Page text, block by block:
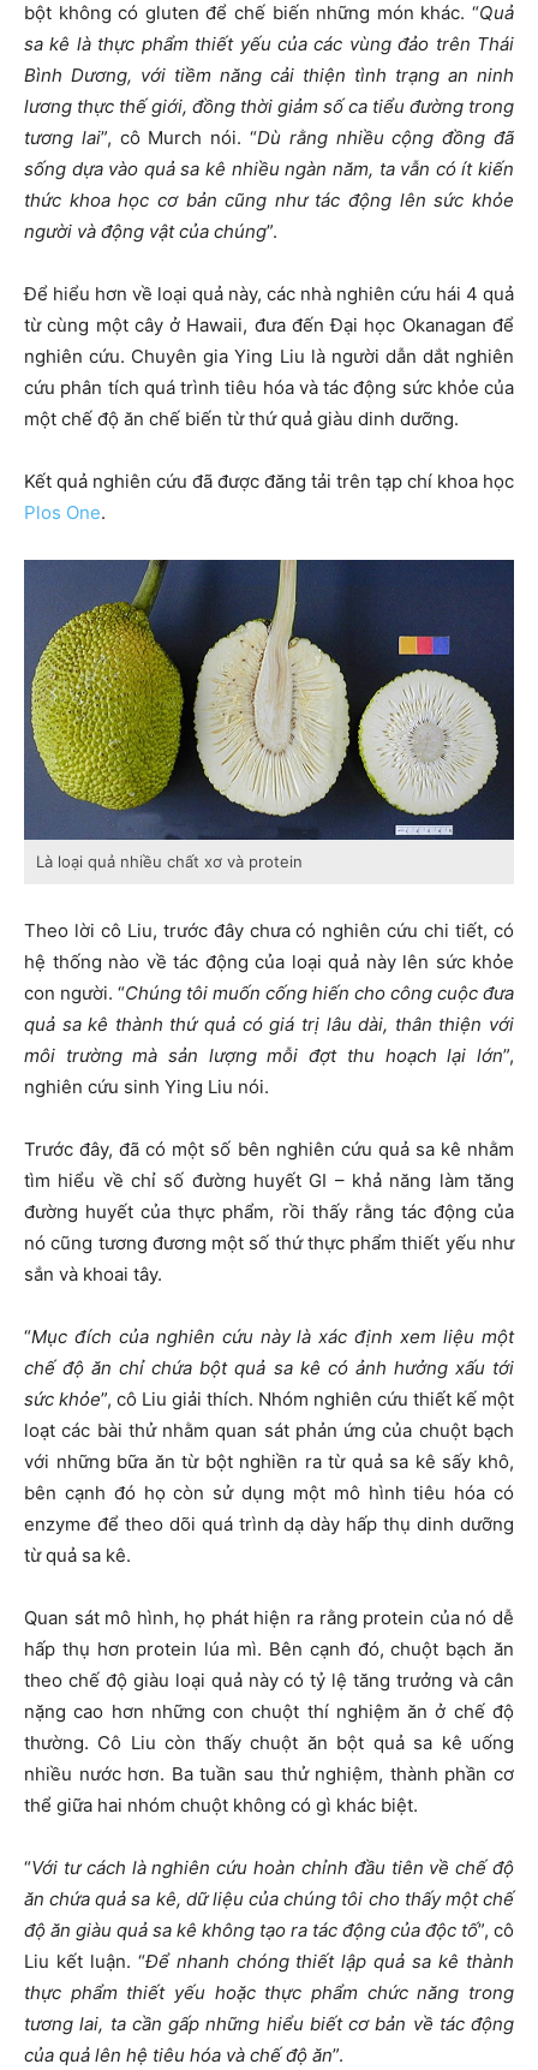
bột không có gluten để chế biến những món khác. “Quả
sa kê là thực phẩm thiết yếu của các vùng đảo trên Thái
Bình Dương, với tiềm năng cải thiện tình trạng an ninh
lương thực thế giới, đồng thời giảm số ca tiểu đường trong
tương lai”, cô Murch nói. “Dù rằng nhiều cộng đồng đã
sống dựa vào quả sa kê nhiều ngàn năm, ta vẫn có ít kiến
thức khoa học cơ bản cũng như tác động lên sức khỏe
người và động vật của chúng”.
Để hiểu hơn về loại quả này, các nhà nghiên cứu hái 4 quả
từ cùng một cây ở Hawaii, đưa đến Đại học Okanagan để
nghiên cứu. Chuyên gia Ying Liu là người dẫn dắt nghiên
cứu phân tích quá trình tiêu hóa và tác động sức khỏe của
một chế độ ăn chế biến từ thứ quả giàu dinh dưỡng.
Kết quả nghiên cứu đã được đăng tải trên tạp chí khoa học
Plos One.
Là loại quả nhiều chất xơ và protein
Theo lời cô Liu, trước đây chưa có nghiên cứu chi tiết, có
hệ thống nào về tác động của loại quả này lên sức khỏe
con người. “Chúng tôi muốn cống hiến cho công cuộc đưa
quả sa kê thành thứ quả có giá trị lâu dài, thân thiện với
môi trường mà sản lượng mỗi đợt thu hoạch lại lớn”,
nghiên cứu sinh Ying Liu nói.
Trước đây, đã có một số bên nghiên cứu quả sa kê nhằm
tìm hiểu về chỉ số đường huyết GI – khả năng làm tăng
đường huyết của thực phẩm, rồi thấy rằng tác động của
nó cũng tương đương một số thứ thực phẩm thiết yếu như
sắn và khoai tây.
“Mục đích của nghiên cứu này là xác định xem liệu một
chế độ ăn chỉ chứa bột quả sa kê có ảnh hưởng xấu tới
sức khỏe”, cô Liu giải thích. Nhóm nghiên cứu thiết kế một
loạt các bài thử nhằm quan sát phản ứng của chuột bạch
với những bữa ăn từ bột nghiền ra từ quả sa kê sấy khô,
bên cạnh đó họ còn sử dụng một mô hình tiêu hóa có
enzyme để theo dõi quá trình dạ dày hấp thụ dinh dưỡng
từ quả sa kê.
Quan sát mô hình, họ phát hiện ra rằng protein của nó dễ
hấp thụ hơn protein lúa mì. Bên cạnh đó, chuột bạch ăn
theo chế độ giàu loại quả này có tỷ lệ tăng trưởng và cân
nặng cao hơn những con chuột thí nghiệm ăn ở chế độ
thường. Cô Liu còn thấy chuột ăn bột quả sa kê uống
nhiều nước hơn. Ba tuần sau thử nghiệm, thành phần cơ
thể giữa hai nhóm chuột không có gì khác biệt.
“Với tư cách là nghiên cứu hoàn chỉnh đầu tiên về chế độ
ăn chứa quả sa kê, dữ liệu của chúng tôi cho thấy một chế
độ ăn giàu quả sa kê không tạo ra tác động của độc tố”, cô
Liu kết luận. “Để nhanh chóng thiết lập quả sa kê thành
thực phẩm thiết yếu hoặc thực phẩm chức năng trong
tương lai, ta cần gấp những hiểu biết cơ bản về tác động
của quả lên hệ tiêu hóa và chế độ ăn”.